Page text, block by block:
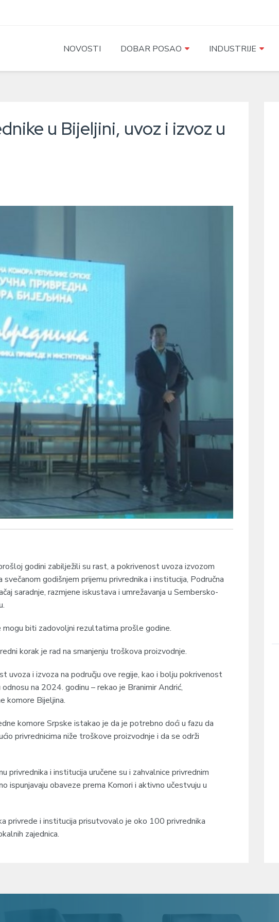
NOVOSTI DOBAR POSAO INDUSTRIJE
u Bijeljini, uvoz i izvoz u
godini zabilježili su rast, a pokrivenost uvoza izvozom
godišnjem prijemu privrednika i institucija, Područna
saradnje, razmjene iskustava i umrežavanja u Sembersko-
mogu biti zadovoljni rezultatima prošle godine.
korak je rad na smanjenju troškova proizvodnje.
uvoza i izvoza na području ove regije, kao i bolju pokrivenost
na 2024. godinu – rekao je Branimir Andrić,
komore Bijeljina.
komore Srpske istakao je da je potrebno doći u fazu da
privrednicima niže troškove proizvodnje i da se održi
privrednika i institucija uručene su i zahvalnice privrednim
ispunjavaju obaveze prema Komori i aktivno učestvuju u
privrede i institucija prisutvovalo je oko 100 privrednika
zajednica.